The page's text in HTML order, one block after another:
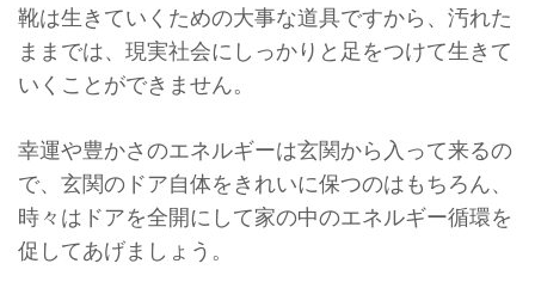
靴は生きていくための大事な道具ですから、汚れた
ままでは、 現実社会にしっかりと足をつけて生きて
いくことができません。
幸運や豊かさのエネルギーは玄関から入って来るの
で、 玄関のドア自体をきれいに保つのはもちろん、
時々はドアを全開にして家の中のエネルギー循環を
促してあげまし ょう。